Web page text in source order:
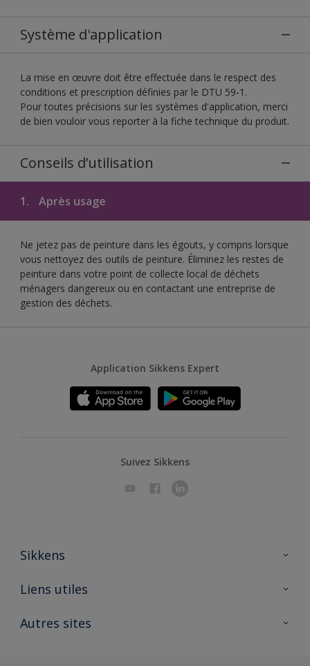
Système d'application
La mise en œuvre doit être effectuée dans le respect des
conditions et prescription définies par le DTU 59-1.
Pour toutes précisions sur les systèmes d'application, merci
de bien vouloir vous reporter à la fiche technique du produit.
Conseils d’utilisation
1. Après usage
Ne jetez pas de peinture dans les égouts, y compris lorsque
vous nettoyez des outils de peinture. Éliminez les restes de
peinture dans votre point de collecte local de déchets
ménagers dangereux ou en contactant une entreprise de
gestion des déchets.
Application Sikkens Expert
Suivez Sikkens
Sikkens
A propos de Sikkens
Liens utiles
Ouvrir un magasin PASS
Autres sites